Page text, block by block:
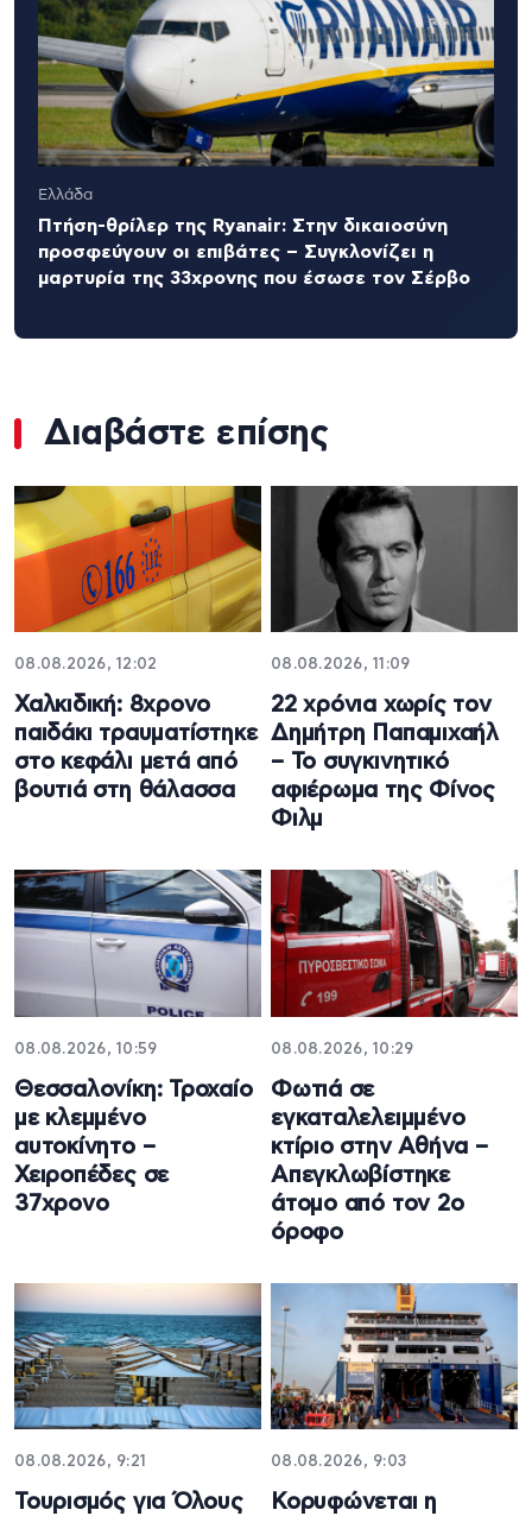
Ελλάδα
Πτήση-θρίλερ της Ryanair: Στην δικαιοσύνη
προσφεύγουν οι επιβάτες – Συγκλονίζει η
μαρτυρία της 33χρονης που έσωσε τον Σέρβο
Διαβάστε επίσης
08.08.2026, 12:02
Χαλκιδική: 8χρονο
παιδάκι τραυματίστηκε
στο κεφάλι μετά από
βουτιά στη θάλασσα
08.08.2026, 11:09
22 χρόνια χωρίς τον
Δημήτρη Παπαμιχαήλ
– Το συγκινητικό
αφιέρωμα της Φίνος
Φιλμ
08.08.2026, 10:59
Θεσσαλονίκη: Τροχαίο
με κλεμμένο
αυτοκίνητο –
Χειροπέδες σε
37χρονο
08.08.2026, 10:29
Φωτιά σε
εγκαταλελειμμένο
κτίριο στην Αθήνα –
Απεγκλωβίστηκε
άτομο από τον 2ο
όροφο
08.08.2026, 9:21
Τουρισμός για Όλους
08.08.2026, 9:03
Κορυφώνεται η